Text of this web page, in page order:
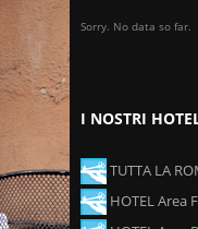
Sorry. No data so far.
I NOSTRI
TUTTA LA
HOTEL Area